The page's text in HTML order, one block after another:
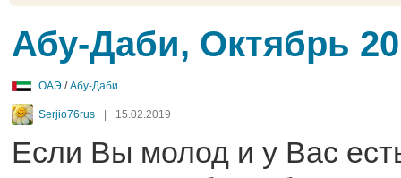
Абу-Даби, Октябрь
ОАЭ /Абу-Даби
Serjio76rus 15.02.2019
Если Вы молод и у Вас